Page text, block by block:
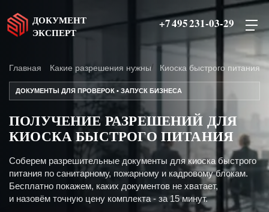
ДОКУМЕНТ
ЭКСПЕРТ
+7 495 231-03-29
Главная Какие разрешения нужны Киоска быстрого питания
ДОКУМЕНТЫ ДЛЯ ПРОВЕРОК • ЗАПУСК БИЗНЕСА
ПОЛУЧЕНИЕ РАЗРЕШЕНИЙ ДЛЯ
КИОСКА БЫСТРОГО ПИТАНИЯ
Соберем разрешительные документы для киоска быстрого
питания по санитарному, пожарному и кадровому блокам.
Бесплатно покажем, каких документов не хватает,
и назовём точную цену комплекта - за 15 минут.